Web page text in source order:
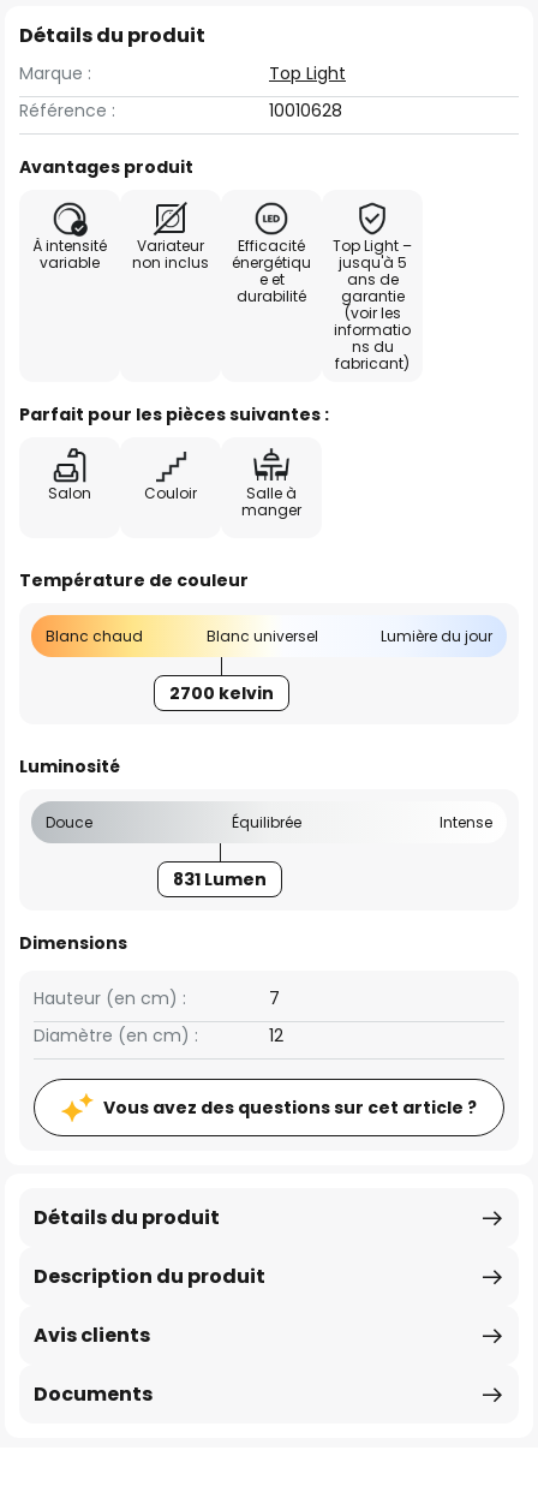
Détails du produit
Marque :
Top Light
Référence :
10010628
Avantages produit
À intensité
variable
Variateur
non inclus
Efficacité
énergétiqu
e et
durabilité
Top Light –
jusqu'à 5
ans de
garantie
(voir les
informatio
ns du
fabricant)
Parfait pour les pièces suivantes :
Salon Couloir
Salle à
manger
Température de couleur
Blanc chaud Blanc universel Lumière du jour
2700 kelvin
Luminosité
Douce Équilibrée Intense
831 Lumen
Dimensions
Hauteur (en cm) :
7
Diamètre (en cm) :
12
Vous avez des questions sur cet article ?
Description du produit
Détails du produit
Avis clients
Documents